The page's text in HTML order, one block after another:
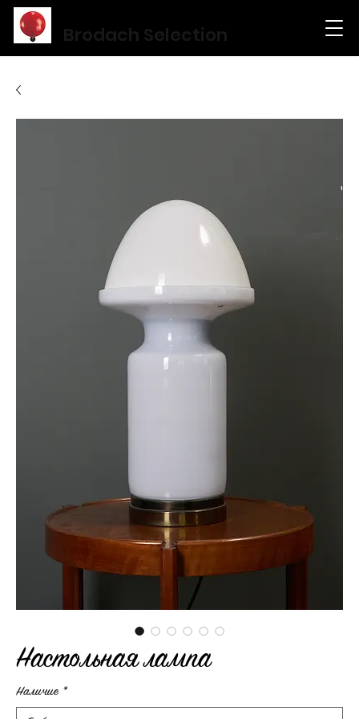
Brodach Selection
Настольная лампа
Наличие *